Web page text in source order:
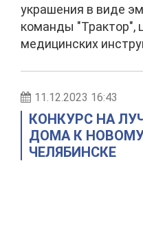
украшения в виде
команды "Трактор",
медицинских
11.12.2023 16:43
КОНКУРС НА
ДОМА К
ЧЕЛЯБИНСКЕ